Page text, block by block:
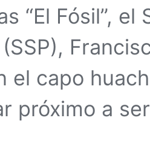
“El Fósil”,
el capo
próximo a